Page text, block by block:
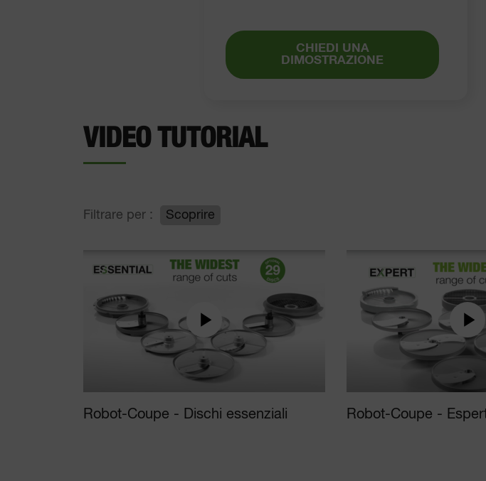
CHIEDI UNA
DIMOSTRAZIONE
VIDEO TUTORIAL
Filtrare per : Scoprire
Robot-Coupe - Dischi essenziali Robot-Coupe -